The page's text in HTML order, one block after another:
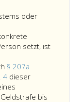
oder
setzt, ist
§ 207a
4 dieser
bis